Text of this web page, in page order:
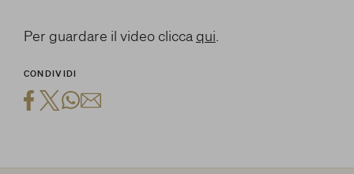
Per guardare il video clicca qui
CONDIVIDI